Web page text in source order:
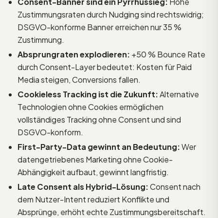
Zustimmungsraten durch Nudging sind rechtswidrig;
DSGVO-konforme Banner erreichen nur 35 %
Zustimmung.
Absprungraten explodieren: +50 % Bounce Rate
durch Consent-Layer bedeutet: Kosten für Paid
Media steigen, Conversions fallen.
Cookieless Tracking ist die Zukunft:Alternative
Technologien ohne Cookies ermöglichen
vollständiges Tracking ohne Consent und sind
DSGVO-konform.
First-Party-Data gewinnt an Bedeutung:Wer
datengetriebenes Marketing ohne Cookie-
Abhängigkeit aufbaut, gewinnt langfristig.
Late Consent als Hybrid-Lösung:Consent nach
dem Nutzer-Intent reduziert Konflikte und
Absprünge, erhöht echte Zustimmungsbereitschaft.